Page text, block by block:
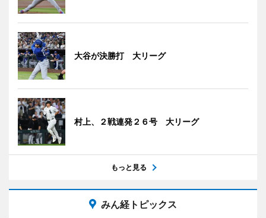
大谷が決勝打 大リーグ
村上、２戦連発２６号 大リーグ
もっと見る
みん経トピックス